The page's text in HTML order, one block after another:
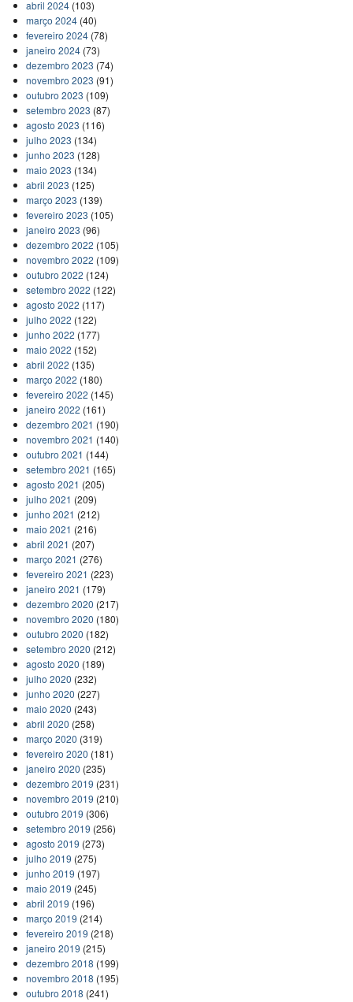
abril 2024(103)
março 2024(40)
fevereiro 2024(78)
janeiro 2024(73)
dezembro 2023 (74)
novembro 2023 (91)
outubro 2023 (109)
setembro 2023 (87)
agosto 2023 (116)
julho 2023 (134)
junho 2023 (128)
maio 2023 (134)
abril 2023 (125)
março 2023 (139)
fevereiro 2023 (105)
janeiro 2023 (96)
dezembro 2022 (105)
novembro 2022 (109)
outubro 2022 (124)
setembro 2022 (122)
agosto 2022 (117)
julho 2022 (122)
junho 2022 (177)
maio 2022 (152)
abril 2022 (135)
março 2022 (180)
fevereiro 2022 (145)
janeiro 2022 (161)
dezembro 2021 (190)
novembro 2021 (140)
outubro 2021 (144)
setembro 2021 (165)
agosto 2021 (205)
julho 2021 (209)
junho 2021 (212)
maio 2021 (216)
abril 2021 (207)
março 2021 (276)
fevereiro 2021 (223)
janeiro 2021 (179)
dezembro 2020 (217)
novembro 2020 (180)
outubro 2020 (182)
setembro 2020 (212)
agosto 2020 (189)
julho 2020 (232)
junho 2020 (227)
maio 2020 (243)
abril 2020 (258)
março 2020 (319)
fevereiro 2020 (181)
janeiro 2020 (235)
dezembro 2019 (231)
novembro 2019 (210)
outubro 2019 (306)
setembro 2019 (256)
agosto 2019 (273)
julho 2019 (275)
junho 2019 (197)
maio 2019 (245)
abril 2019 (196)
março 2019 (214)
fevereiro 2019 (218)
janeiro 2019 (215)
dezembro 2018 (199)
novembro 2018 (195)
outubro 2018 (241)